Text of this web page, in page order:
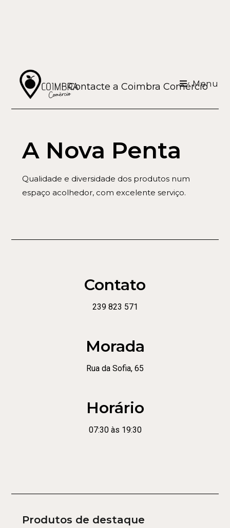
Menu
Contacte a Coimbra Comércio
A Nova Penta
Qualidade e diversidade dos produtos num
espaço acolhedor, com excelente serviço.
Contato
239 823 571
Morada
Rua da Sofia, 65
Horário
07:30 às 19:30
Produtos de destaque